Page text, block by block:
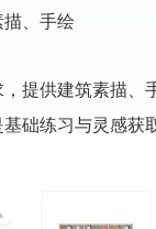
、手绘
提供建筑素描
础练习与灵感获